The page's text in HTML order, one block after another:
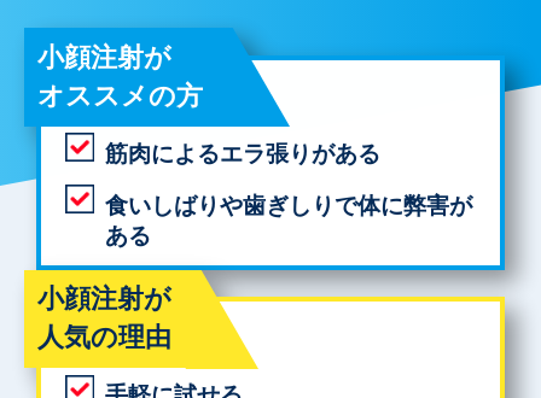
小顔注射が
オススメの方
筋肉によるエラ張りがある
食いしばりや歯ぎしりで体に弊害が
ある
小顔注射が
人気の理由